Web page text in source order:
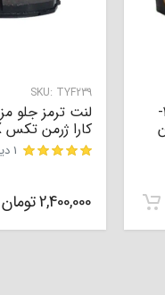
لنت ترمز جلو سانتافه 2400-2700-
SKU: TYF239
کارا ژرمن تکس CERMANTEX
1 دیدگاه
2,400,000تومان